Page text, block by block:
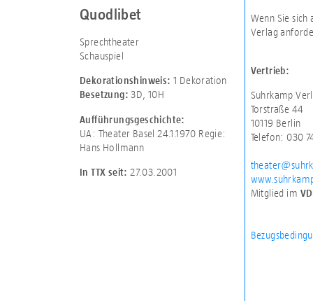
Quodlibet
Sprechtheater
Schauspiel
Dekorationshinweis: 1 Dekoration
Besetzung: 3D 10H
Aufführungsgeschichte:
UA: Theater Basel 24.1.1970 Regie:
Hans Hollmann
In TTX seit: 27.03.2001
Wenn Sie sich
Verlag
Vertrieb:
Suhrkamp
Torstraße 44
10119 Berlin
Telefon: 030
Mitglied im